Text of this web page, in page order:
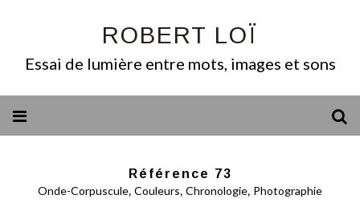
ROBERT LOÏ
Essai de lumière entre mots, images et sons
Référence 73
Onde-Corpuscule, Couleurs, Chronologie, Photographie